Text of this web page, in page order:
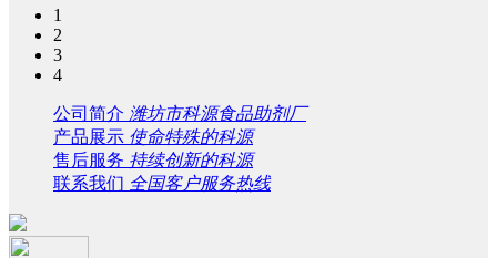
1
2
3
4
公司简介 潍坊市科源食品助剂厂
产品展示 使命特殊的科源
售后服务 持续创新的科源
联系我们 全国客户服务热线